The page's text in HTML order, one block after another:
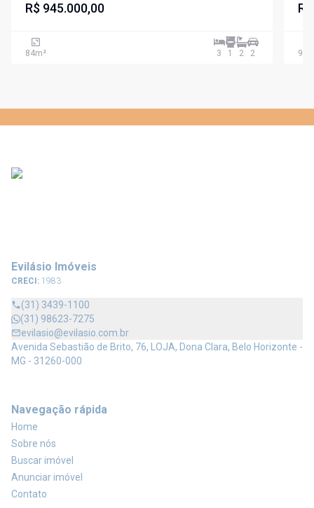
REGIÃO DA PAMPULHA
R$ 945.000,00
84m² 3 1 2 2 97
Evilásio Imóveis
CRECI: 1983
(31) 3439-1100
(31) 98623-7275
evilasio@evilasio.com.br
Avenida Sebastião de Brito, 76, LOJA, Dona Clara, Belo Horizonte -
MG - 31260-000
Navegação rápida
Home
Sobre nós
Buscar imóvel
Anunciar imóvel
Contato